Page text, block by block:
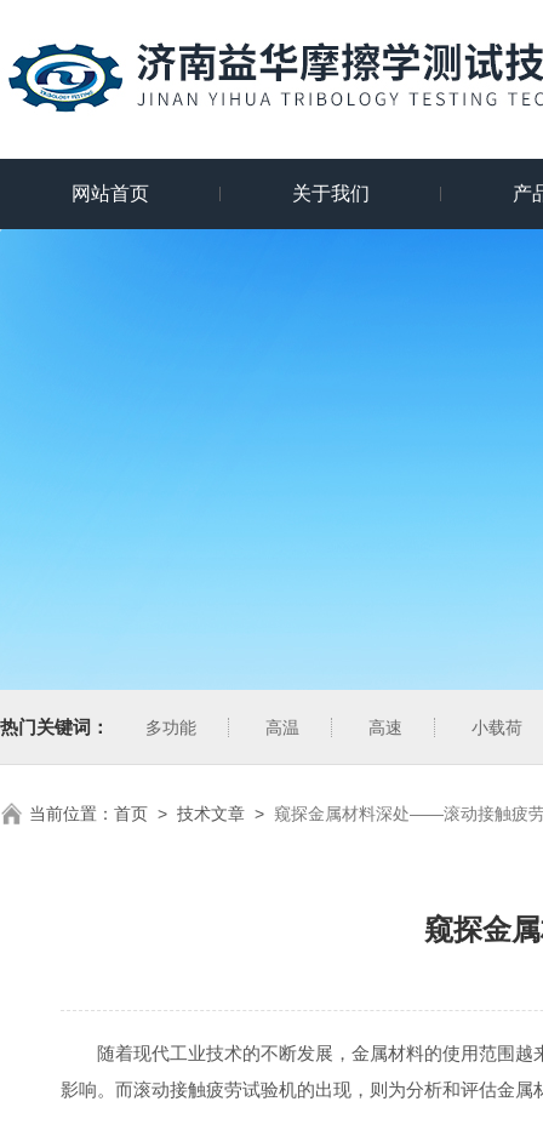
网站首页 关于我们 产
热门关键词： 多功能 高温 高速 小载荷
当前位置： 首页 > 技术文章 > 窥探金属材料深处——滚动接触疲
窥探金
随着现代工业技术的不断发展，金属材料的使用范围越
影响。而滚动接触疲劳试验机的出现，则为分析和评估金